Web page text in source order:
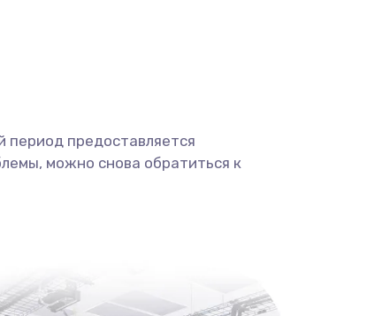
период предоставляется
можно снова обратиться к